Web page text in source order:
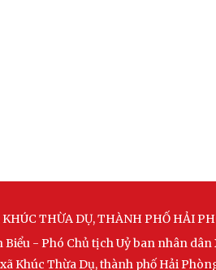
THỪA DỤ, THÀNH PHỐ HẢI
- Phó Chủ tịch Uỷ ban nhân dân
Khúc Thừa Dụ, thành phố Hải